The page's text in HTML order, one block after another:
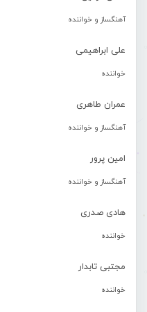
آهنگساز و خواننده
علی ابراهیمی
خواننده
عمران طاهری
آهنگساز و خواننده
امین پرور
آهنگساز و خواننده
هادی صدری
خواننده
مجتبی تابدار
خواننده